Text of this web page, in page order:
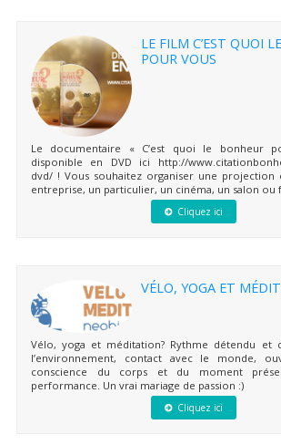
LE FILM C’EST QUOI
POUR VOUS
Le documentaire « C’est quoi le bonheur
disponible en DVD ici http://
dvd/ ! Vous souhaitez organiser une projection
entreprise, un particulier, un cinéma, un salon ou
Cliquez ici
VÉLO, YOGA ET
Vélo, yoga et méditation? Rythme détendu et
l’environnement, contact avec le monde,
conscience du corps et du moment
performance. Un vrai mariage de passion :)
Cliquez ici